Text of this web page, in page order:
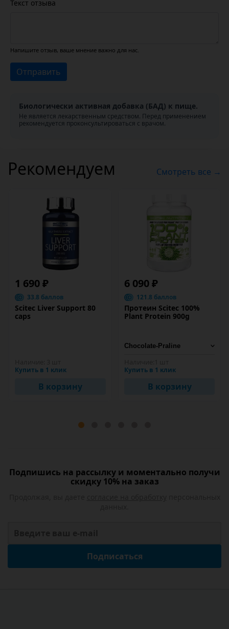
Текст отзыва
Напишите отзыв, ваше мнение важно для нас.
Отправить
Биологически активная добавка (БАД) к пище.
Не является лекарственным средством. Перед применением
рекомендуется проконсультироваться с врачом.
Рекомендуем Смотреть все →
1 690 ₽
33.8 баллов
Scitec Liver Support 80
caps
Купить в 1 клик
В корзину
6 090 ₽
121.8 баллов
Протеин Scitec 100%
Plant Protein 900g
Купить в 1 клик
В корзину
Подпишись на рассылку и моментально получи
скидку 10% на заказ
Подписаться